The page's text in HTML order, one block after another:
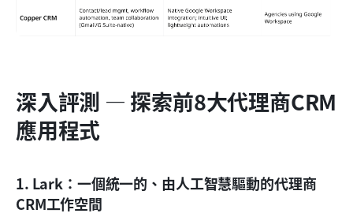
深入評測 — 探索前8大代理商CRM
應用程式
1. Lark：一個統一的、由人工智慧驅動的代理商
CRM工作空間